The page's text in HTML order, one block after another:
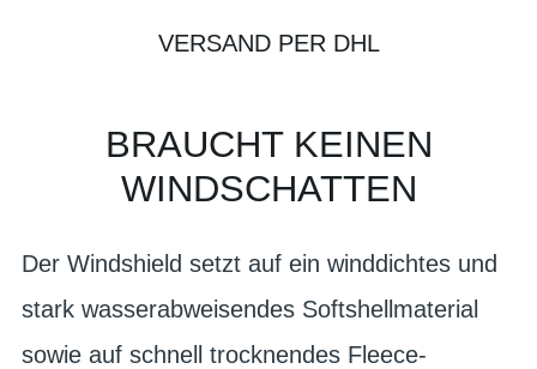
VERSAND PER DHL
BRAUCHT KEINEN
WINDSCHATTEN
Der Windshield setzt auf ein winddichtes und
stark wasserabweisendes Softshellmaterial
sowie auf schnell trocknendes Fleece-